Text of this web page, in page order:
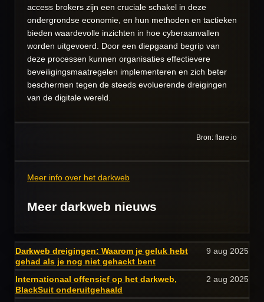
access brokers zijn een cruciale schakel in deze
ondergrondse economie, en hun methoden en tactieken
bieden waardevolle inzichten in hoe cyberaanvallen
worden uitgevoerd. Door een diepgaand begrip van
deze processen kunnen organisaties effectievere
beveiligingsmaatregelen implementeren en zich beter
beschermen tegen de steeds evoluerende dreigingen
van de digitale wereld.
Bron: flare.io
Meer info over het darkweb
Meer darkweb nieuws
Darkweb dreigingen: Waarom je geluk hebt
gehad als je nog niet gehackt bent
9 aug 2025
Internationaal offensief op het darkweb,
BlackSuit onderuitgehaald
2 aug 2025